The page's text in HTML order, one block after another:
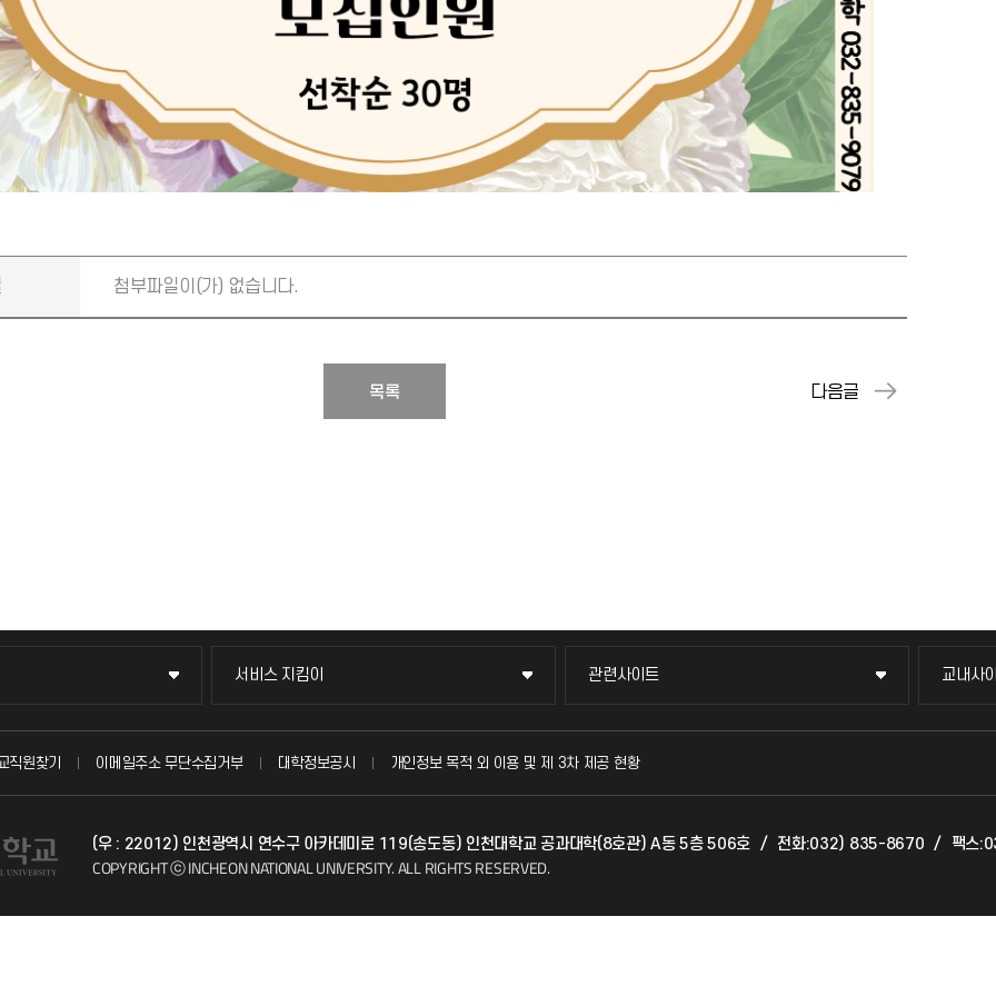
첨부파일이(가) 없습니다.
목록
서비스 지킴이
서비스 지킴이
묻고 답하기
자주 묻는 질문(FAQ)
관련사이트
관련사이트
국방헬프콜
산학협력단
교내사
교내사
교수회
국제교
직원찾기 이메일주소 무단수집거부 대학정보공시 개인정보 목적 외 이용 및 제 3차 제공 현황
(우 : 22012) 인천광역시 연수구 아카데미로 119(송도동) 인천대학교 공과대학(8호관) A동 5층 506호 / 전화:032) 835-8670 / 팩스
COPYRIGHT ⓒ INCHEON NATIONAL UNIVERSITY.ALL RIGHTS RESERVED.